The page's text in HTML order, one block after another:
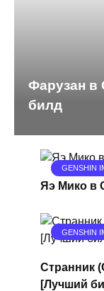
Фарузан в
билд
GENSHIN
Яэ Мико в
GENSHIN
Странник
[Лучший